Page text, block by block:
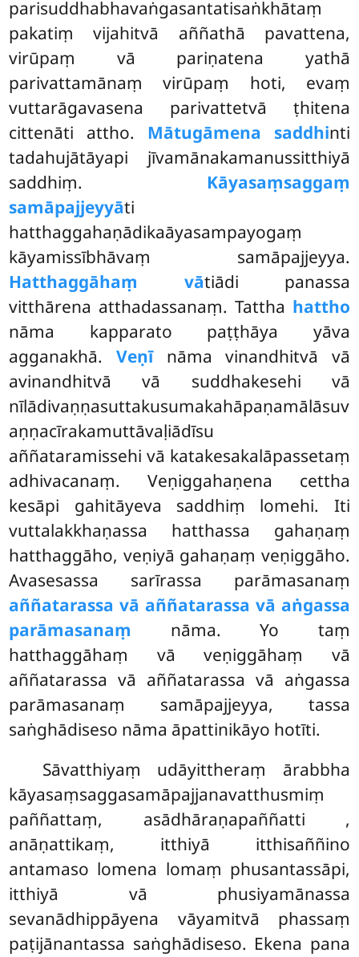
parisuddhabhavaṅgasantatisaṅkhātaṃ
pakatiṃ vijahitvā aññathā pavattena,
virūpaṃ vā pariṇatena yathā
parivattamānaṃ virūpaṃ hoti, evaṃ
vuttarāgavasena parivattetvā ṭhitena
cittenāti attho. Mātugāmena saddhinti
tadahujātāyapi jīvamānakamanussitthiyā
saddhiṃ. Kāyasaṃsaggaṃ
samāpajjeyyāti
hatthaggahaṇādikaāyasampayogaṃ
kāyamissībhāvaṃ samāpajjeyya.
Hatthaggāhaṃ vātiādi panassa
vitthārena atthadassanaṃ. Tattha hattho
nāma kapparato paṭṭhāya yāva
agganakhā. Veṇīnāma vinandhitvā vā
avinandhitvā vā suddhakesehi vā
nīlādivaṇṇasuttakusumakahāpaṇamālāsuv
aṇṇacīrakamuttāvaḷiādīsu
aññataramissehi vā katakesakalāpassetaṃ
adhivacanaṃ. Veṇiggahaṇena cettha
kesāpi gahitāyeva saddhiṃ lomehi. Iti
vuttalakkhaṇassa hatthassa gahaṇaṃ
hatthaggāho, veṇiyā gahaṇaṃ veṇiggāho.
Avasesassa sarīrassa parāmasanaṃ
aññatarassa vā aññatarassa vā aṅgassa
parāmasanaṃ nāma. Yo taṃ
hatthaggāhaṃ vā veṇiggāhaṃ vā
aññatarassa vā aññatarassa vā aṅgassa
parāmasanaṃ samāpajjeyya, tassa
saṅghādiseso nāma āpattinikāyo hotīti.
Sāvatthiyaṃ udāyittheraṃ ārabbha
kāyasaṃsaggasamāpajjanavatthusmiṃ
paññattaṃ, asādhāraṇapaññatti ,
anāṇattikaṃ, itthiyā itthisaññino
antamaso lomena lomaṃ phusantassāpi,
itthiyā vā phusiyamānassa
sevanādhippāyena vāyamitvā phassaṃ
paṭijānantassa saṅghādiseso. Ekena pana